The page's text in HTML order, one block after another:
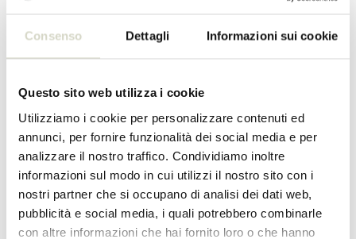
Consenso Dettagli Informazioni sui cookie
Questo sito web utilizza i cookie
Utilizziamo i cookie per personalizzare contenuti ed
annunci, per fornire funzionalità dei social media e per
analizzare il nostro traffico. Condividiamo inoltre
informazioni sul modo in cui utilizzi il nostro sito con i
nostri partner che si occupano di analisi dei dati web,
pubblicità e social media, i quali potrebbero combinarle
con altre informazioni che hai fornito loro o che hanno
Dimensioni: lunghezza 130 x larghezza 180 cm
SPECIFICHE DEL PRODOTTO
Numero dell'articolo 71010005
SKU
EAN 5710688301164